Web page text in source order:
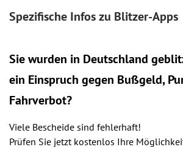
Spezifische Infos zu Blitzer-Apps
Sie wurden in Deutschland
ein Einspruch gegen Bußgeld,
Fahrverbot?
Viele Bescheide sind fehlerhaft!
Prüfen Sie jetzt kostenlos Ihre